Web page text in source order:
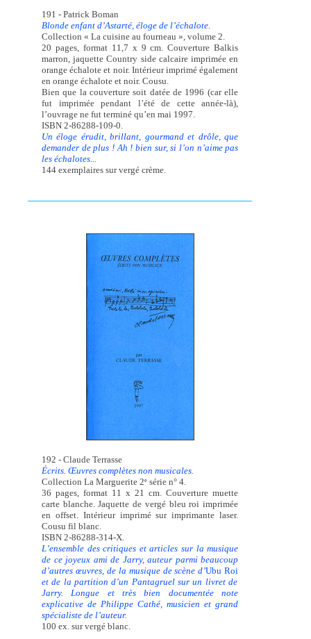
191 - Patrick Boman
Blonde enfant d’Astarté, éloge de l’échalote.
Collection « La cuisine au fourneau », volume 2.
20 pages, format 11,7 x 9 cm. Couverture Balkis
marron, jaquette Country side calcaire imprimée en
orange échalote et noir. Intérieur imprimé également
en orange échalote et noir. Cousu.
Bien que la couverture soit datée de 1996 (car elle
fut imprimée pendant l’été de cette année-là),
l’ouvrage ne fut terminé qu’en mai 1997.
ISBN 2-86288-109-0.
Un éloge érudit, brillant, gourmand et drôle, que
demander de plus ! Ah ! bien sur, si l’on n’aime pas
les échalotes...
144 exemplaires sur vergé crème.
192 - Claude Terrasse
Écrits. Œuvres complètes non musicales.
Collection La Marguerite 2esérie n° 4.
36 pages, format 11 x 21 cm. Couverture muette
carte blanche. Jaquette de vergé bleu roi imprimée
en offset. Intérieur imprimé sur imprimante laser.
Cousu fil blanc.
ISBN 2-86288-314-X.
L’ensemble des critiques et articles sur la musique
de ce joyeux ami de Jarry, auteur parmi beaucoup
d’autres œuvres, de la musique de scène d’Ubu Roi
et de la partition d’un Pantagruel sur un livret de
Jarry. Longue et très bien documentée note
explicative de Philippe Cathé, musicien et grand
spécialiste de l’auteur.
100 ex. sur vergé blanc.